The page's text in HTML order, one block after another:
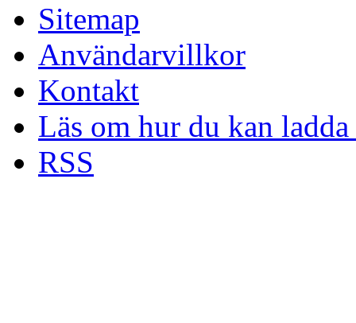
Sitemap
Användarvillkor
Kontakt
Läs om hur du kan
RSS